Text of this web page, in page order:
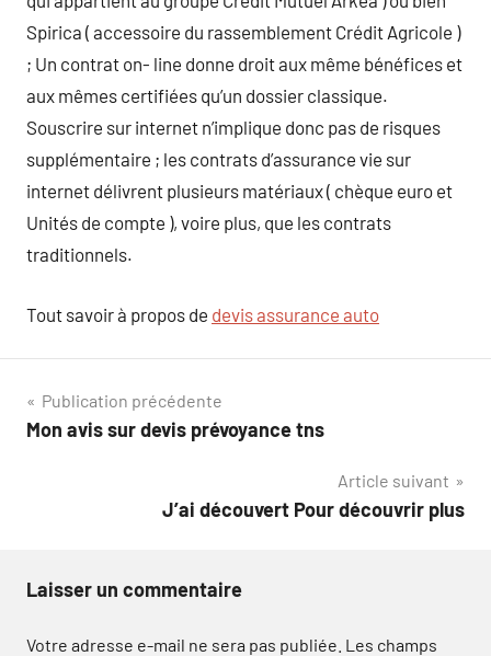
Spirica ( accessoire du rassemblement Crédit Agricole )
; Un contrat on- line donne droit aux même bénéfices et
aux mêmes certifiées qu’un dossier classique.
Souscrire sur internet n’implique donc pas de risques
supplémentaire ; les contrats d’assurance vie sur
internet délivrent plusieurs matériaux ( chèque euro et
Unités de compte ), voire plus, que les contrats
traditionnels.
Tout savoir à propos de devis assurance auto
Navigation
de
Publication précédente
Mon avis sur devis prévoyance tns
Article suivant
J’ai découvert Pour découvrir plus
Laisser un commentaire
Votre adresse e-mail ne sera pas publiée. Les champs